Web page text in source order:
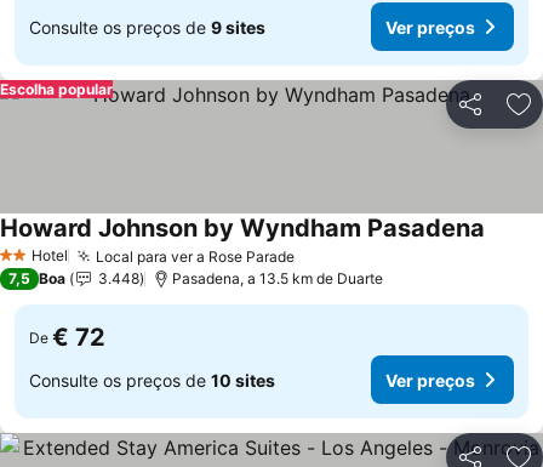
Consulte os preços de 9 sites Ver preços
Partilhar
Escolha popular
2 Estrelas
Hotel Local para ver a Rose ParadeVer preços
Howard Johnson by Wyndham Pasadena
7,5 Boa 3.448 Pasadena, a 13.5 km de Duarte
De € 72
Consulte os preços de 10 sites Ver preços